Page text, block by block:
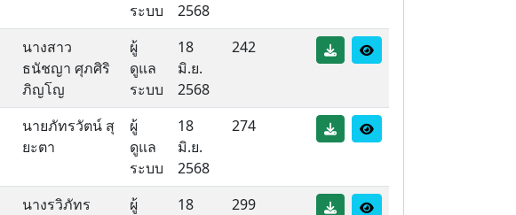
ระบบ
2568
นางสาว
ธนัชญา ศุภศิริ
ภิญโญ
ผู้
ดูแล
ระบบ
18
มิ.ย.
2568
242
นายภัทรวัตน์ สุ
ยะตา
ผู้
ดูแล
ระบบ
18
มิ.ย.
2568
274
นางรวิภัทร
ผู้
18
299